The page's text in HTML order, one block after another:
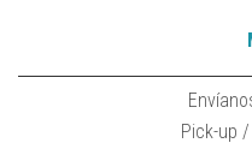
Pick-up